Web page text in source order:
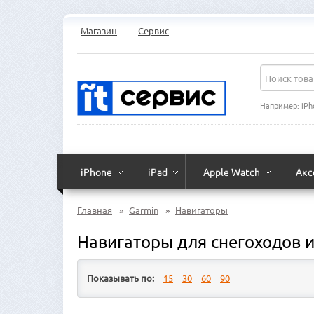
Магазин Сервис
Например:
iPhone iPad Apple Watch
Главная » Garmin » Навигаторы
Навигаторы для снегоходов
Показывать по: 15 30 60 90